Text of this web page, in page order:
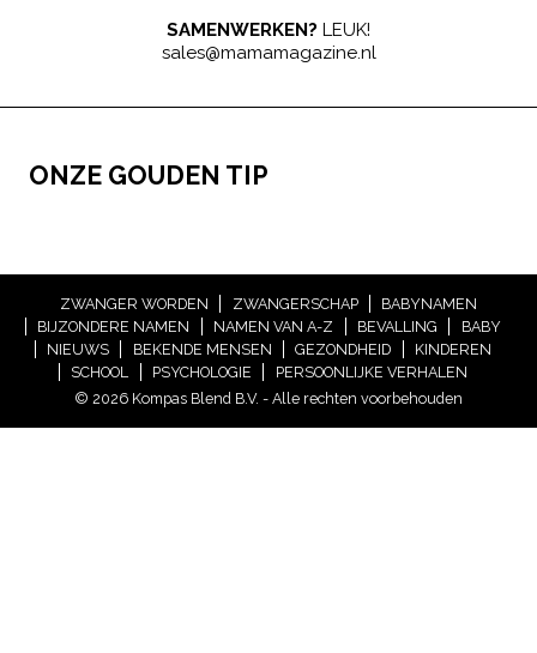
SAMENWERKEN? LEUK!
sales@mamamagazine.nl
ONZE GOUDEN TIP
ZWANGER WORDEN ZWANGERSCHAP
BABYNAMEN
BIJZONDERE NAMEN
NAMEN VAN A-Z BEVALLING
BABY
NIEUWS
BEKENDE MENSEN GEZONDHEID
KINDEREN
SCHOOL
PSYCHOLOGIE
PERSOONLIJKE VERHALEN
© 2026 Kompas Blend B.V. - Alle rechten voorbehouden